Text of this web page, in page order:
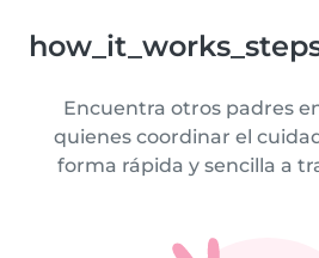
Encuentra otros padres
quienes coordinar el
forma rápida y sencilla a